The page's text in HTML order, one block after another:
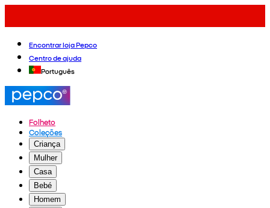
Encontrar loja Pepco
Centro de ajuda
Português
Folheto
Coleções
Criança
Mulher
Casa
Bebé
Homem